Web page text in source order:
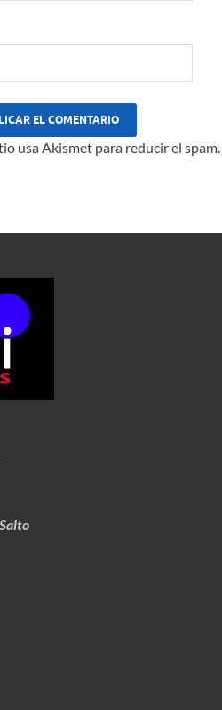
usa Akismet para reducir el spam.